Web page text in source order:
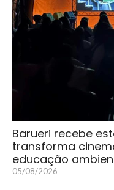
Barueri recebe
transforma
educação
05/08/2026